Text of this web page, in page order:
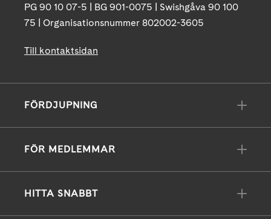
PG 90 10 07-5 | BG 901-0075 | Swishgåva 90 100
75 | Organisationsnummer 802002-3605
Till kontaktsidan
FÖRDJUPNING
FÖR MEDLEMMAR
HITTA SNABBT